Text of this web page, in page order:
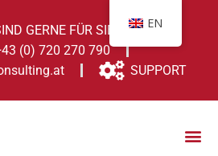
GERNE FÜR SIE DA!
(0) 720 270 790
SUPPORT
EN